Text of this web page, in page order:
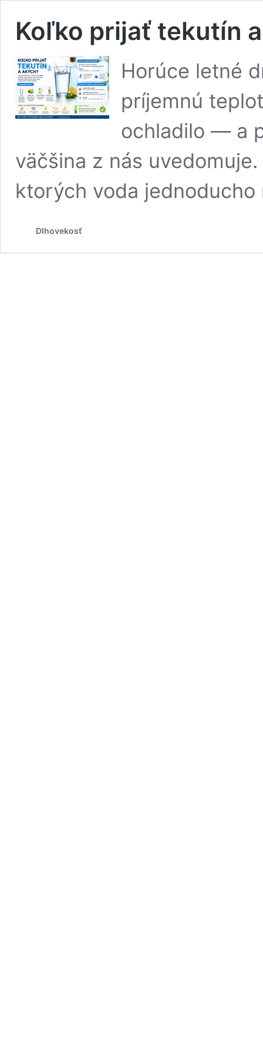
Koľko prijať tekutín
Horúce letné
príjemnú
ochladilo — a
väčšina z nás
ktorých voda jednoducho
Dlhovekosť